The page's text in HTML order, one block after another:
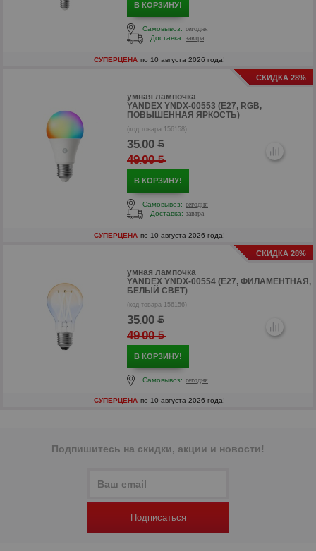
р
В КОРЗИНУ!
Самовывоз: сегодня
Доставка: завтра
СУПЕРЦЕНА по 10 августа 2026 года!
СКИДКА 28%
умная лампочка
YANDEX YNDX-00553 (E27, RGB,
ПОВЫШЕННАЯ ЯРКОСТЬ)
(код товара 156158)
35.00
49.00
В КОРЗИНУ!
Самовывоз: сегодня
Доставка: завтра
СУПЕРЦЕНА по 10 августа 2026 года!
СКИДКА 28%
умная лампочка
YANDEX YNDX-00554 (E27, ФИЛАМЕНТНАЯ,
БЕЛЫЙ СВЕТ)
(код товара 156156)
35.00
49.00
В КОРЗИНУ!
Самовывоз: сегодня
СУПЕРЦЕНА по 10 августа 2026 года!
Подпишитесь на скидки, акции и новости!
Подписаться